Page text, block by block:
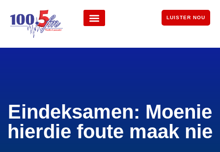
LUISTER NOU
Eindeksamen: Moenie
hierdie foute maak nie